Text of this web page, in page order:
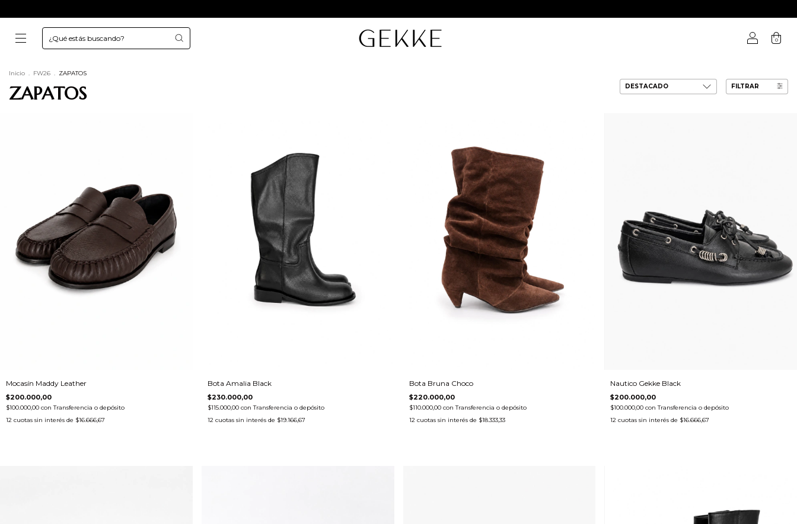
0
Inicio . FW26 . ZAPATOS
ZAPATOS FILTRAR
Mocasín Maddy Leather
$200.000,00
$100.000,00 con Transferencia o depósito
12 cuotas sin interés de $16.666,67
Bota Amalia Black
$230.000,00
$115.000,00 con Transferencia o depósito
12 cuotas sin interés de $19.166,67
Bota Bruna Choco
$220.000,00
$110.000,00 con Transferencia o depósito
12 cuotas sin interés de $18.333,33
Nautico Gekke Black
$200.000,00
$100.000,00con Transferencia o depósito
12 cuotas sin interés de $16.666,67